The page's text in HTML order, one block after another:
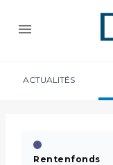
ACTUALITÉS
Rentenfonds